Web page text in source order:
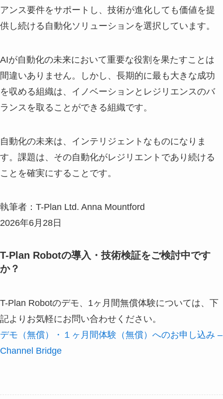
アンス要件をサポートし、技術が進化しても価値を提
供し続ける自動化ソリューションを選択しています。
AIが自動化の未来において重要な役割を果たすことは
間違いありません。しかし、長期的に最も大きな成功
を収める組織は、イノベーションとレジリエンスのバ
ランスを取ることができる組織です。
自動化の未来は、インテリジェントなものになりま
す。課題は、その自動化がレジリエントであり続ける
ことを確実にすることです。
執筆者：T-Plan Ltd. Anna Mountford
2026年6月28日
T-Plan Robotの導入・技術検証をご検討中です
か？
T-Plan Robotのデモ、1ヶ月間無償体験については、下
記よりお気軽にお問い合わせください。
デモ（無償）・１ヶ月間体験（無償）へのお申し込み –
Channel Bridge